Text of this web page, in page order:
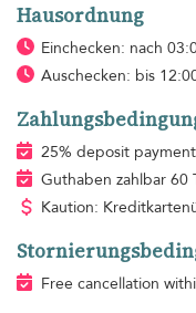
Hausordnung
Einchecken: nach
Auschecken: bis
25% deposit
Guthaben zahlbar 60
Kaution:
Free cancellation